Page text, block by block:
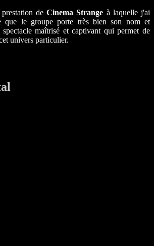
prestation deCinema Strange à laquelle j'ai
que le groupe porte très bien son nom et
maîtrisé et captivant qui permet de
univers particulier.